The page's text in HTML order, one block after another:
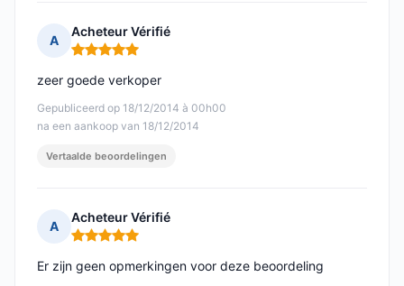
A
Acheteur Vérifié
Opmerking: 5 van 5
Gepubliceerd op 18/12/2014 à 00h00
na een aankoop van 18/12/2014
zeer goede verkoper
Vertaalde beoordelingen
A
Acheteur Vérifié
Opmerking: 5 van 5
Er zijn geen opmerkingen voor deze beoordeling